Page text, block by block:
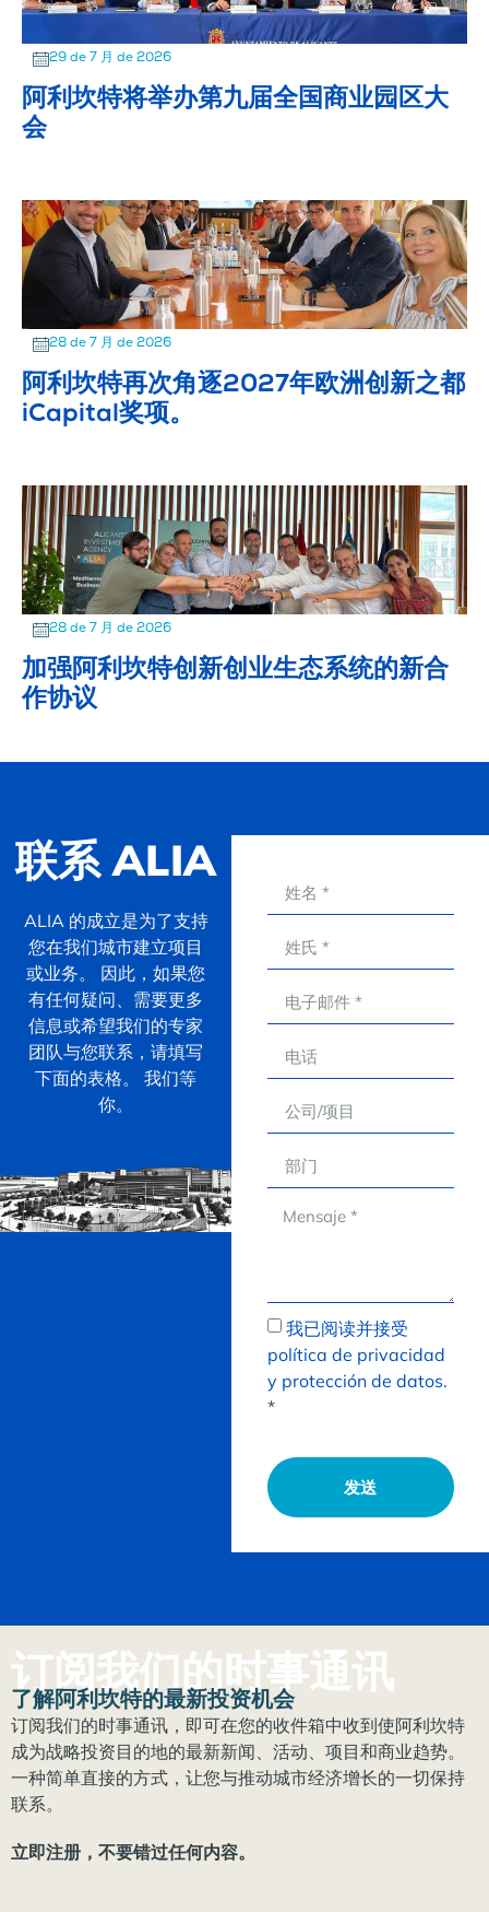
29 de 7 月 de 2026
阿利坎特将举办第九届全国商业园区大
会
28 de 7 月 de 2026
阿利坎特再次角逐2027年欧洲创新之都
iCapital奖项。
28 de 7 月 de 2026
加强阿利坎特创新创业生态系统的新合
作协议
联系 ALIA
ALIA 的成立是为了支持
您在我们城市建立项目
或业务。 因此，如果您
有任何疑问、需要更多
信息或希望我们的专家
团队与您联系，请填写
下面的表格。 我们等
你。
我已阅读并接受
política de privacidad
y protección de datos.
*
发送
订阅我们的时事通讯
了解阿利坎特的最新投资机会
订阅我们的时事通讯，即可在您的收件箱中收到使阿利坎特
成为战略投资目的地的最新新闻、活动、项目和商业趋势。
一种简单直接的方式，让您与推动城市经济增长的一切保持
联系。
立即注册，不要错过任何内容。